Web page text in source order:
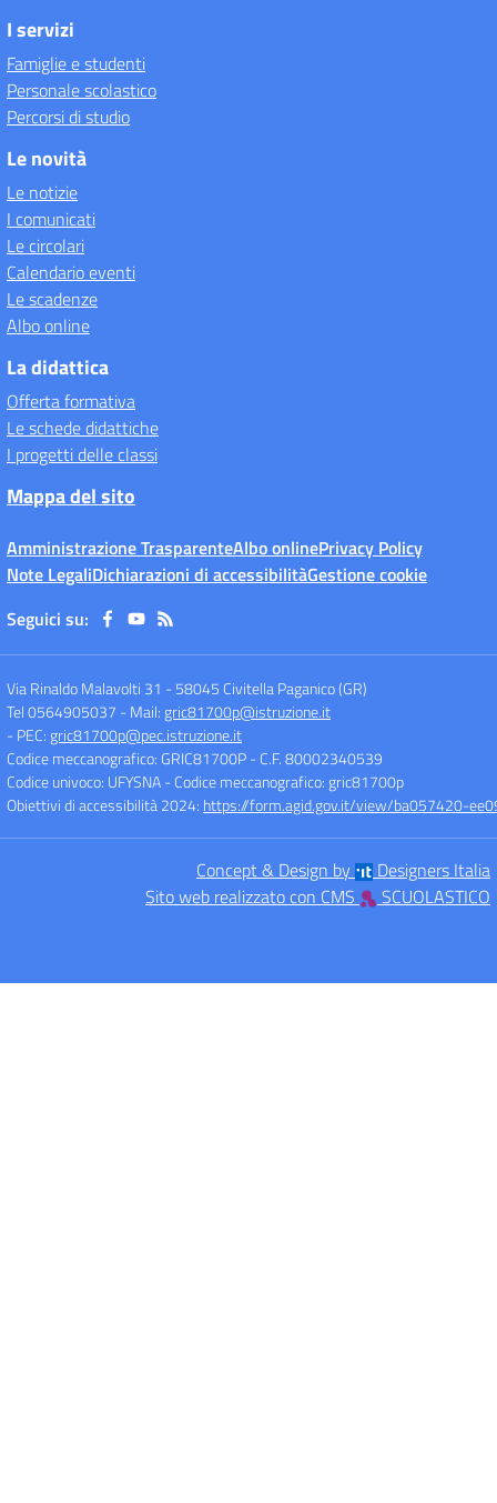
I servizi
Famiglie e studenti
Personale scolastico
Percorsi di studio
Le novità
Le notizie
I comunicati
Le circolari
Calendario eventi
Le scadenze
Albo online
La didattica
Offerta formativa
Le schede didattiche
I progetti delle classi
Mappa del sito
Amministrazione TrasparenteAlbo onlinePrivacy Policy
Note LegaliDichiarazioni di accessibilitàGestione cookie
Seguici su:
Via Rinaldo Malavolti 31 - 58045 Civitella Paganico (GR)
Tel 0564905037 - Mail:gric81700p@istruzione.it
- PEC:gric81700p@pec.istruzione.it
Codice meccanografico: GRIC81700P- C.F. 80002340539
Codice univoco: UFYSNA- Codice meccanografico: gric81700p
Obiettivi di accessibilità 2024: https://form.agid.gov.it/view/ba057420-
Concept & Design by
Designers Italia
Sito web realizzato con CMS
SCUOLASTICO